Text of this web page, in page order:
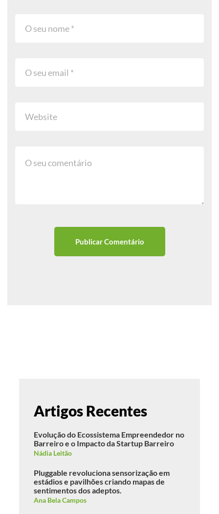
Artigos Recentes
Evolução do Ecossistema Empreendedor no
Barreiro e o Impacto da Startup Barreiro
Nádia Leitão
Pluggable revoluciona sensorização em
estádios e pavilhões criando mapas de
sentimentos dos adeptos.
Ana Bela Campos